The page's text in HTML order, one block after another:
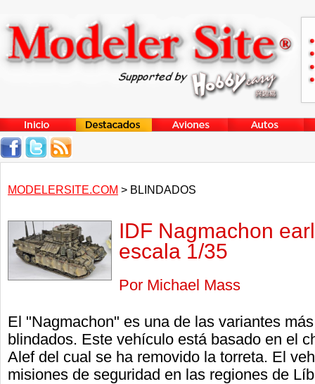
MODELERSITE.COM > BLINDADOS
IDF Nagmachon
escala 1/35
Por Michael Mass
El "Nagmachon" es una de las variantes
blindados. Este vehículo está basado en el
Alef del cual se ha removido la torreta. El
misiones de seguridad en las regiones de